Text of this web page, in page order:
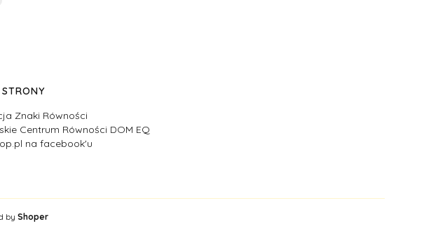
Znaki Równości
Centrum Równości DOM EQ
na facebook'u
by Shoper